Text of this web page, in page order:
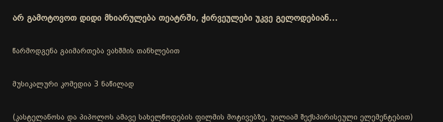
არ გამოტოვოთ დიდი მხიარულება თეატრში, ჭირვეულები უკვე გელოდებიან…
წარმოდგენა გაიმართება ვახშმის თანხლებით
მუსიკალური კომედია 3 ნაწილად
(კასტელანოსა და პიპოლოს ამავე სახელწოდების ფილმის მოტივებზე, უილიამ შექსპირისეული ელემენტებით)